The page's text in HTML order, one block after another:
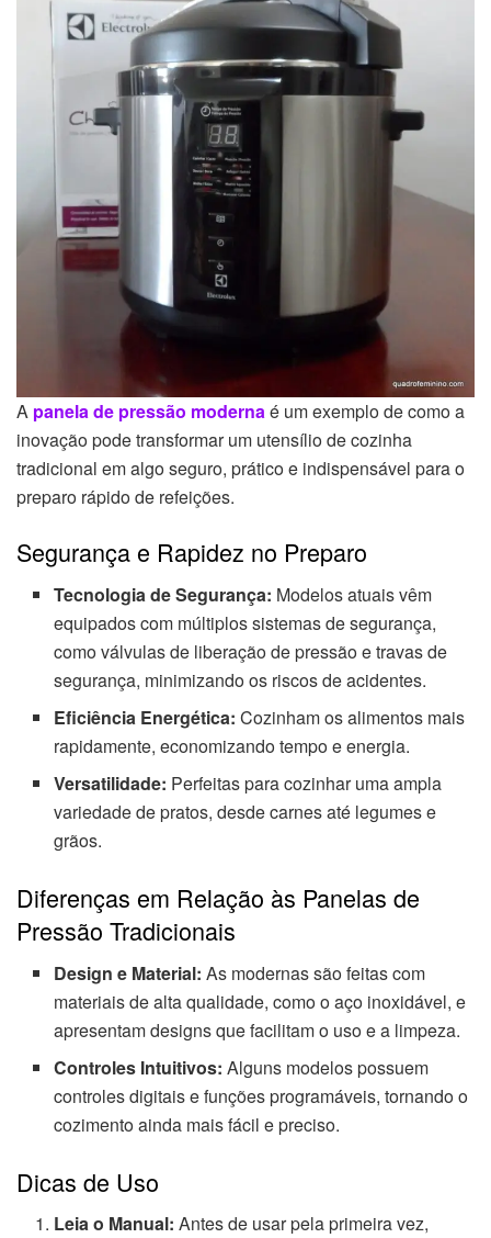
A panela de pressão modernaé um exemplo de como a
inovação pode transformar um utensílio de cozinha
tradicional em algo seguro, prático e indispensável para o
preparo rápido de refeições.
Segurança e Rapidez no Preparo
Tecnologia de Segurança: Modelos atuais vêm
equipados com múltiplos sistemas de segurança,
como válvulas de liberação de pressão e travas de
segurança, minimizando os riscos de acidentes.
Eficiência Energética: Cozinham os alimentos mais
rapidamente, economizando tempo e energia.
Versatilidade: Perfeitas para cozinhar uma ampla
variedade de pratos, desde carnes até legumes e
grãos.
Diferenças em Relação às Panelas de
Pressão Tradicionais
Design e Material: As modernas são feitas com
materiais de alta qualidade, como o aço inoxidável, e
apresentam designs que facilitam o uso e a limpeza.
Controles Intuitivos: Alguns modelos possuem
controles digitais e funções programáveis, tornando o
cozimento ainda mais fácil e preciso.
Dicas de Uso
Leia o Manual: Antes de usar pela primeira vez,